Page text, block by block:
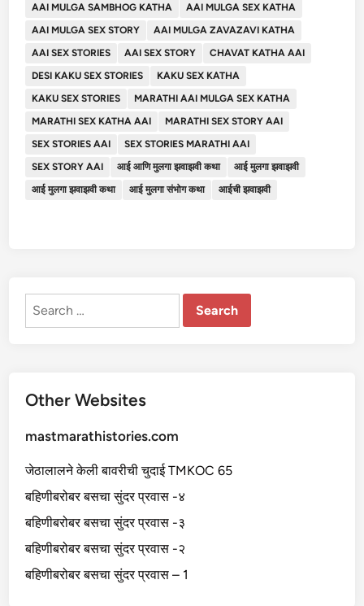
AAI MULGA SAMBHOG KATHA
AAI MULGA SEX KATHA
AAI MULGA SEX STORY
AAI MULGA ZAVAZAVI KATHA
AAI SEX STORIES
AAI SEX STORY
CHAVAT KATHA AAI
DESI KAKU SEX STORIES
KAKU SEX KATHA
KAKU SEX STORIES
MARATHI AAI MULGA SEX KATHA
MARATHI SEX KATHA AAI
MARATHI SEX STORY AAI
SEX STORIES AAI
SEX STORIES MARATHI AAI
SEX STORY AAI
आई आणि मुलगा झवाझवी कथा
आई मुलगा झवाझवी
आई मुलगा झवाझवी कथा
आई मुलगा संभोग कथा आईची झवाझवी
Search
Other Websites
mastmarathistories.com
जेठालालने केली बावरीची चुदाई TMKOC 65
बहिणीबरोबर बसचा सुंदर प्रवास -४
बहिणीबरोबर बसचा सुंदर प्रवास -३
बहिणीबरोबर बसचा सुंदर प्रवास -२
बहिणीबरोबर बसचा सुंदर प्रवास – 1